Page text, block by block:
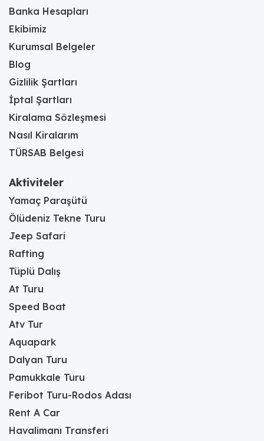
Banka Hesapları
Ekibimiz
Kurumsal Belgeler
Blog
Gizlilik Şartları
İptal Şartları
Kiralama Sözleşmesi
Nasıl Kiralarım
TÜRSAB Belgesi
Aktiviteler
Yamaç Paraşütü
Ölüdeniz Tekne Turu
Jeep Safari
Rafting
Tüplü Dalış
At Turu
Speed Boat
Atv Tur
Aquapark
Dalyan Turu
Pamukkale Turu
Feribot Turu-Rodos Adası
Rent A Car
Havalimanı Transferi